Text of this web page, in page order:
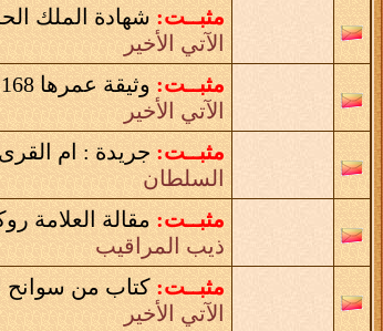
مثبــت: شهادة الملك
الآتي الأخير
مثبــت: وثيقة عمرها 168 سنة
الآتي الأخير
مثبــت: جريدة : ام القرى عام 1344هـ تقسيم المناطق على
السلطان
مثبــت: مقالة العلامة
ذيب المراقيب
مثبــت: كتاب من سوانح
الآتي الأخير